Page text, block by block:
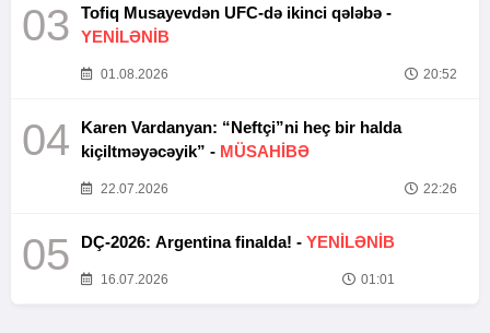
03
Tofiq Musayevdən UFC-də ikinci qələbə -
YENİLƏNİB
01.08.2026 20:52
04
Karen Vardanyan: “Neftçi”ni heç bir halda
kiçiltməyəcəyik” - MÜSAHİBƏ
22.07.2026 22:26
05 DÇ-2026: Argentina finalda! - YENİLƏNİB
16.07.2026 01:01